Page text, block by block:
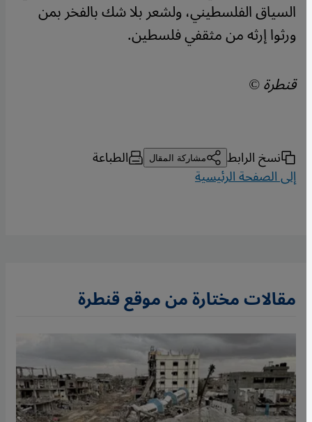
السياق الفلسطيني، ولشعر بلا شك بالفخر بمن
ورثوا إرثه من مثقفي فلسطين.
قنطرة ©
نسخ الرابط مشاركة المقال الطباعة
إلى الصفحة الرئيسية
مقالات مختارة من موقع قنطرة